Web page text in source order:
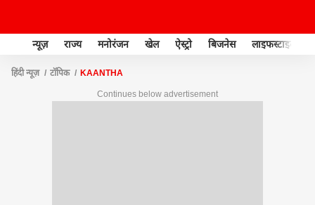
न्यूज़ राज्य मनोरंजन खेल ऐस्ट्रो बिजनेस लाइफस्टाइल
हिंदी न्यूज़ टॉपिक KAANTHA
Continues below advertisement